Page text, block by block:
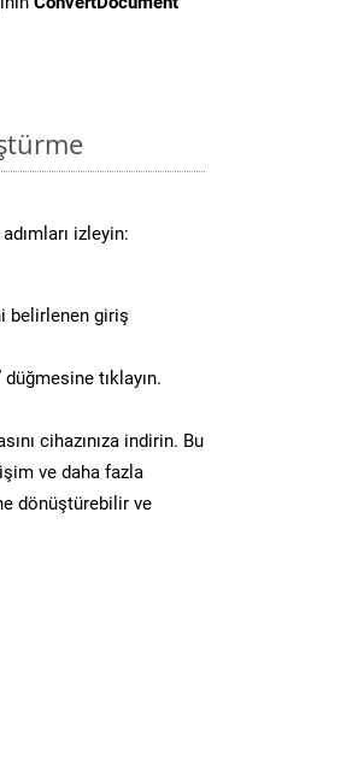
izleyin:
belirlenen giriş
tıklayın.
cihazınıza indirin. Bu
ve daha fazla
dönüştürebilir ve